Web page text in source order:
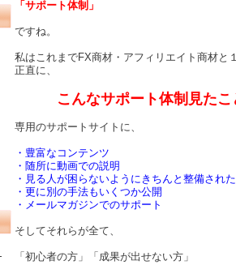
「サポート体制」
ですね。
私はこれまでFX商材・アフィリエイト商材と
正直に、
こんなサポート体制見た
専用のサポートサイトに、
・豊富なコンテンツ
・随所に動画での説明
・見る人が困らないようにきちんと整備され
・更に別の手法もいくつか公開
・メールマガジンでのサポート
そしてそれらが全て、
「初心者の方」「成果が出せない方」